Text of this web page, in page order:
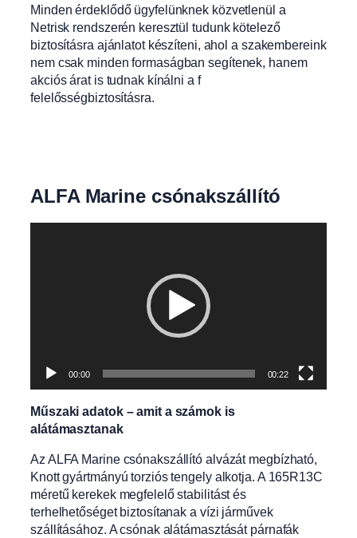
Minden érdeklődő ügyfelünknek közvetlenül a
Netrisk rendszerén keresztül tudunk kötelező
biztosításra ajánlatot készíteni, ahol a szakembereink
nem csak minden formaságban segítenek, hanem
akciós árat is tudnak kínálni a f
felelősségbiztosításra.
ALFA Marine csónakszállító
00:00 00:22
Műszaki adatok – amit a számok is
alátámasztanak
Az ALFA Marine csónakszállító alvázát megbízható,
Knott gyártmányú torziós tengely alkotja. A 165R13C
méretű kerekek megfelelő stabilitást és
terhelhetőséget biztosítanak a vízi járművek
szállításához. A csónak alátámasztását párnafák